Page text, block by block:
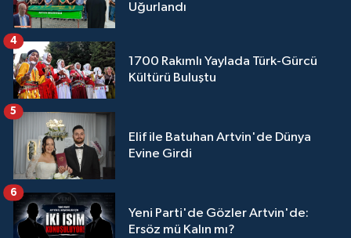
Uğurlandı
1700 Rakımlı Yaylada Türk-Gürcü
Kültürü Buluştu
4
Elif ile Batuhan Artvin'de Dünya
Evine Girdi
5
Yeni Parti'de Gözler Artvin'de:
Ersöz mü Kalın mı?
6